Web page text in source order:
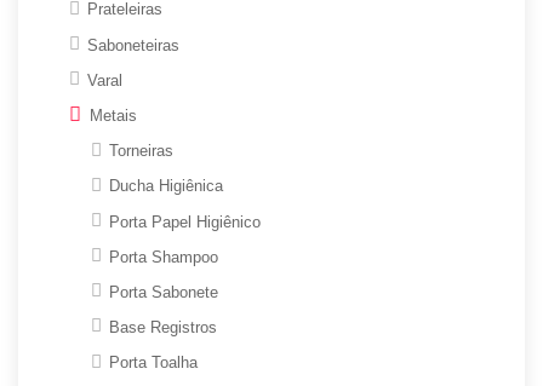
Prateleiras
Saboneteiras
Varal
Metais
Torneiras
Ducha Higiênica
Porta Papel Higiênico
Porta Shampoo
Porta Sabonete
Base Registros
Porta Toalha